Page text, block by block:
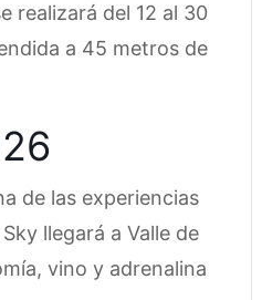
realizará del 12 al 30
a 45 metros de
de las experiencias
llegará a Valle de
vino y adrenalina